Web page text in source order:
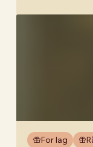
For lag